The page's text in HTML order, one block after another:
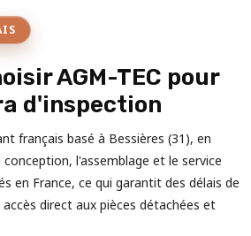
AGM-TEC pour
d'inspection
français basé à Bessières (31), en
l'assemblage et le service
en France, ce qui garantit des délais de
direct aux pièces détachées et